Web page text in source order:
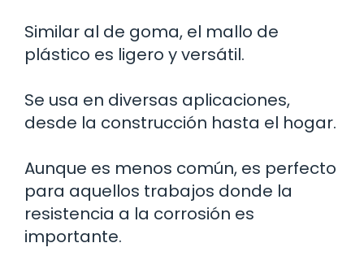
Similar al de goma, el mallo de
plástico es ligero y versátil.
Se usa en diversas aplicaciones,
desde la construcción hasta el hogar.
Aunque es menos común, es perfecto
para aquellos trabajos donde la
resistencia a la corrosión es
importante.